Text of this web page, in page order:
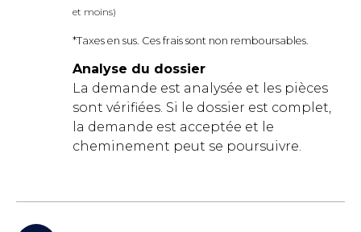
et moins)
*Taxes en sus. Ces frais sont non remboursables.
Analyse du dossier
La demande est analysée et les pièces
sont vérifiées. Si le dossier est complet,
la demande est acceptée et le
cheminement peut se poursuivre.